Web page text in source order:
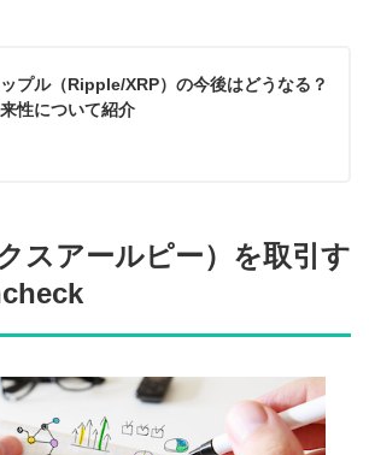
ップル（Ripple/XRP）の今後はどうなる？
性について紹介
スアールピー）を取引す